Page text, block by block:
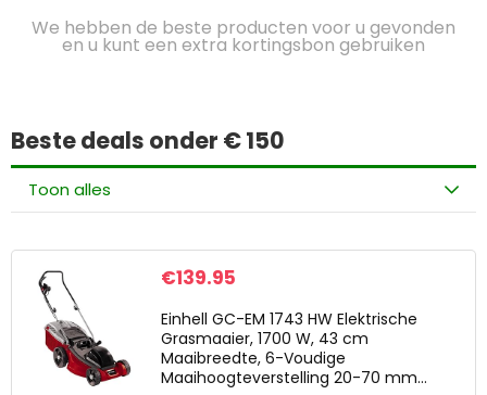
We hebben de beste producten voor u gevonden
en u kunt een extra kortingsbon gebruiken
Beste deals onder € 150
Toon alles
€139.95
Einhell GC-EM 1743 HW Elektrische
Grasmaaier, 1700 W, 43 cm
Maaibreedte, 6-Voudige
Maaihoogteverstelling 20-70 mm…